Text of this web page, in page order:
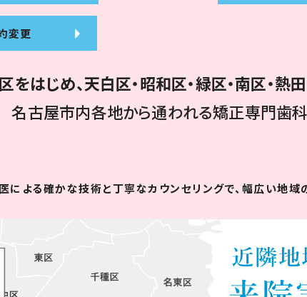
変更
をはじめ、天白区・昭和区・緑区・南区・熱
名古屋市内各地から通われる矯正専門歯科
による確かな技術と丁寧なカウンセリングで、 幅広い地域